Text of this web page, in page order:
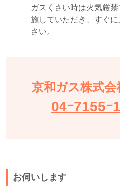
ガスくさい時は火気厳
施していただき、すぐ
さい。
京和ガス株式会
04ｰ7155ｰ
お伺いします